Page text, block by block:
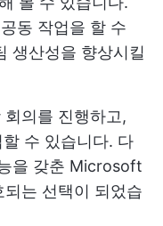
동 작업을 할 수
생산성을 향상시킬
의를 진행하고,
수 있습니다. 다
을 갖춘 Microsoft
는 선택이 되었습